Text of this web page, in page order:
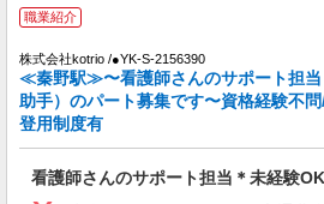
善手当：20,000〜
により変動） ・固定
間） ※固定残業時間を
手当として別途支給
（上記給与とは別に支給） 下記資格をお
歓迎 ・認知症介護基
キープ
職業紹介
株式会社kotrio /●YK-S-2155536
健康管理がメイン
職業紹介
株式会社kotrio /●YK-S-2156390
≪秦野駅≫〜看護師さんのサポート担当
助手）のパート募集です〜資格経験不
登用制度有
看護師さんのサポート担当＊未経験